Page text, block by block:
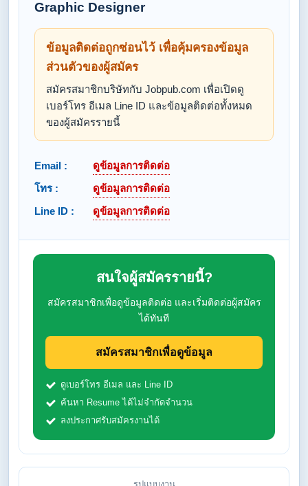
Graphic Designer
ข้อมูลติดต่อถูกซ่อนไว้ เพื่อคุ้มครองข้อมูล
ส่วนตัวของผู้สมัคร
สมัครสมาชิกบริษัทกับ Jobpub.com เพื่อเปิดดู
เบอร์โทร อีเมล Line ID และข้อมูลติดต่อทั้งหมด
ของผู้สมัครรายนี้
Email :
ดูข้อมูลการติดต่อ
โทร :
ดูข้อมูลการติดต่อ
Line ID :
ดูข้อมูลการติดต่อ
สนใจผู้สมัครรายนี้?
สมัครสมาชิกเพื่อดูข้อมูลติดต่อ และเริ่มติดต่อผู้สมัคร
ได้ทันที
สมัครสมาชิกเพื่อดูข้อมูล
ดูเบอร์โทร อีเมล และ Line ID
ค้นหา Resume ได้ไม่จำกัดจำนวน
ลงประกาศรับสมัครงานได้